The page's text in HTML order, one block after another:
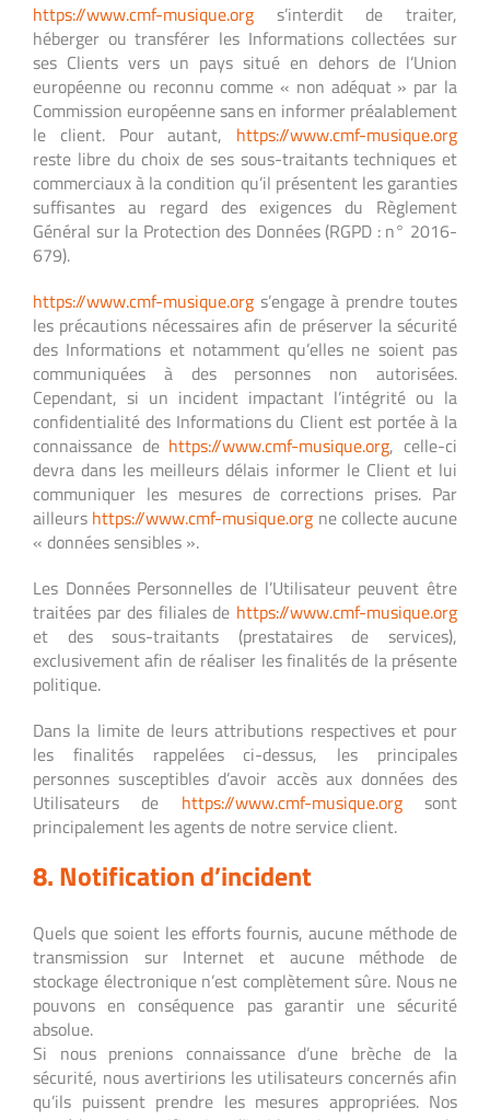
https://www.cmf-musique.org s’interdit de traiter,
héberger ou transférer les Informations collectées sur
ses Clients vers un pays situé en dehors de l’Union
européenne ou reconnu comme « non adéquat » par la
Commission européenne sans en informer préalablement
le client. Pour autant, https://www.cmf-musique.org
reste libre du choix de ses sous-traitants techniques et
commerciaux à la condition qu’il présentent les garanties
suffisantes au regard des exigences du Règlement
Général sur la Protection des Données (RGPD : n° 2016-
679).
https://www.cmf-musique.org s’engage à prendre toutes
les précautions nécessaires afin de préserver la sécurité
des Informations et notamment qu’elles ne soient pas
communiquées à des personnes non autorisées.
Cependant, si un incident impactant l’intégrité ou la
confidentialité des Informations du Client est portée à la
connaissance de https://www.cmf-musique.org, celle-ci
devra dans les meilleurs délais informer le Client et lui
communiquer les mesures de corrections prises. Par
ailleurs https://www.cmf-musique.org ne collecte aucune
« données sensibles ».
Les Données Personnelles de l’Utilisateur peuvent être
traitées par des filiales de https://www.cmf-musique.org
et des sous-traitants (prestataires de services),
exclusivement afin de réaliser les finalités de la présente
politique.
Dans la limite de leurs attributions respectives et pour
les finalités rappelées ci-dessus, les principales
personnes susceptibles d’avoir accès aux données des
Utilisateurs de https://www.cmf-musique.orgsont
principalement les agents de notre service client.
8. Notification d’incident
Quels que soient les efforts fournis, aucune méthode de
transmission sur Internet et aucune méthode de
stockage électronique n’est complètement sûre. Nous ne
pouvons en conséquence pas garantir une sécurité
absolue.
Si nous prenions connaissance d’une brèche de la
sécurité, nous avertirions les utilisateurs concernés afin
qu’ils puissent prendre les mesures appropriées. Nos